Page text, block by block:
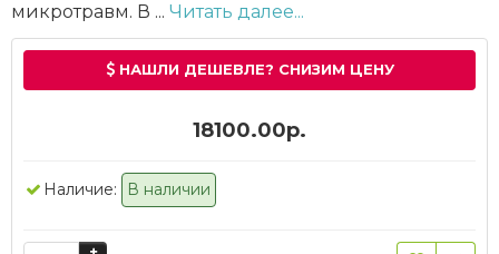
микротравм. В ... Читать далее...
НАШЛИ ДЕШЕВЛЕ? СНИЗИМ ЦЕНУ
18100.00р.
Наличие: В наличии